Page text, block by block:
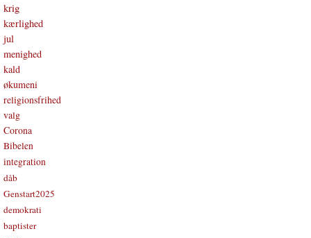
krig
kærlighed
jul
menighed
kald
økumeni
religionsfrihed
valg
Corona
Bibelen
integration
dåb
Genstart2025
demokrati
baptister